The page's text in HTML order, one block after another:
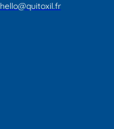
hello@quitoxil.fr